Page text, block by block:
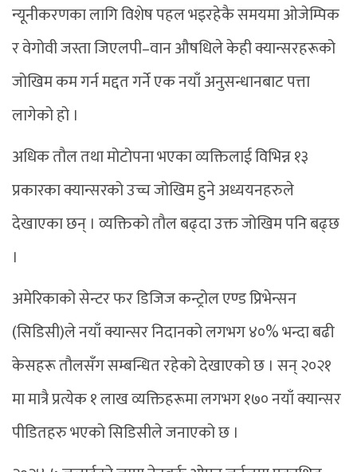
न्यूनीकरणका लागि विशेष पहल भइरहेकै समयमा ओजेम्पिक
र वेगोवी जस्ता जिएलपी–वान औषधिले केही क्यान्सरहरूको
जोखिम कम गर्न मद्दत गर्ने एक नयाँ अनुसन्धानबाट पत्ता
लागेको हो ।
अधिक तौल तथा मोटोपना भएका व्यक्तिलाई विभिन्न १३
प्रकारका क्यान्सरको उच्च जोखिम हुने अध्ययनहरुले
देखाएका छन् । व्यक्तिको तौल बढ्दा उक्त जोखिम पनि बढ्छ
।
अमेरिकाको सेन्टर फर डिजिज कन्ट्रोल एण्ड प्रिभेन्सन
(सिडिसी)ले नयाँ क्यान्सर निदानको लगभग ४०% भन्दा बढी
केसहरू तौलसँग सम्बन्धित रहेको देखाएको छ । सन् २०२१
मा मात्रै प्रत्येक १ लाख व्यक्तिहरूमा लगभग १७० नयाँ क्यान्सर
पीडितहरु भएको सिडिसीले जनाएको छ ।